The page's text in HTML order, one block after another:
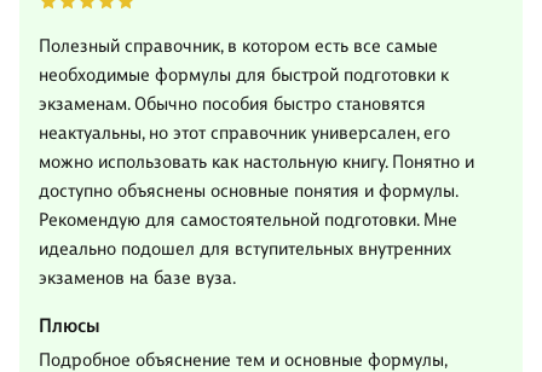
Полезный справочник, в котором есть все самые
необходимые формулы для быстрой подготовки к
экзаменам. Обычно пособия быстро становятся
неактуальны, но этот справочник универсален, его
можно использовать как настольную книгу. Понятно и
доступно объяснены основные понятия и формулы.
Рекомендую для самостоятельной подготовки. Мне
идеально подошел для вступительных внутренних
экзаменов на базе вуза.
Плюсы
Подробное объяснение тем и основные формулы,